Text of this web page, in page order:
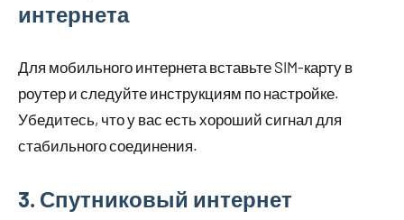
интернета
Для мобильного интернета вставьте SIM-карту в
роутер и следуйте инструкциям по настройке.
Убедитесь, что у вас есть хороший сигнал для
стабильного соединения.
3. Спутниковый интернет